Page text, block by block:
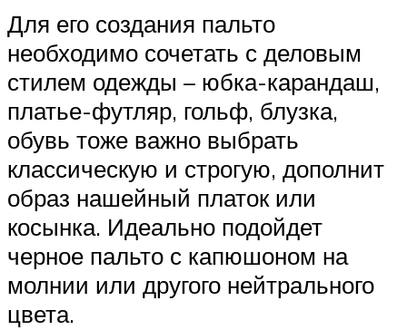
Для его создания пальто
необходимо сочетать с деловым
стилем одежды – юбка-карандаш,
платье-футляр, гольф, блузка,
обувь тоже важно выбрать
классическую и строгую, дополнит
образ нашейный платок или
косынка. Идеально подойдет
черное пальто с капюшоном на
молнии или другого нейтрального
цвета.